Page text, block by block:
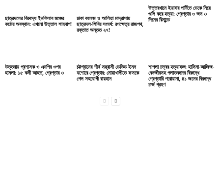
ছাত্রদলের বিরুদ্ধে ইনকিলাব মঞ্চের
কঠোর অবস্থান: এখনো উত্তাল শাহবাগ!
ঢাকা কলেজ ও আলিয়া মাদ্রাসায়
ছাত্রদল-শিবির সংঘর্ষ: রণক্ষেত্র রাজপথ,
রক্তাত অন্তত ২৭!
উত্তরখানে ইয়াবার পার্টিতে ডেকে নিয়ে
গুলি করে হত্যা: গ্রেপ্তার ৩ জন ৩
দিনের রিমান্ডে
উত্তরায় প্রশাসক ও এমপির ওপর
হামলা: ১৫ কর্মী আহত, গ্রেপ্তার ৩
চট্টগ্রামের শীর্ষ সন্ত্রাসী ডেভিড ইমন
যশোরে গ্রেপ্তার: নোয়াখালীতে ফসকে
গেল সহযোগী রায়হান
শাপলা চত্বর হত্যাযজ্ঞ: হাসিনা-আজিজ-
বেনজীরসহ পলাতকদের বিরুদ্ধে
গ্রেপ্তারি পরোয়ানা, ৪১ জনের বিরুদ্ধে
চার্জ গ্রহণ